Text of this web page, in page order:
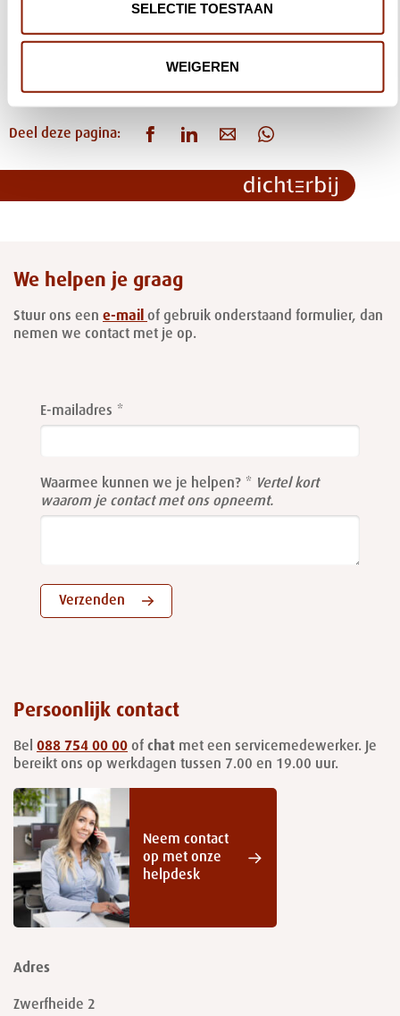
SELECTIE TOESTAAN
WEIGEREN
Samen geven we het leven betekenis
Deel deze pagina:
We helpen je graag
Stuur ons een e-mail of gebruik onderstaand formulier, dan
nemen we contact met je op.
this
field
E-mailadres
Waarmee kunnen we je helpen?
Vertel kort
waarom je contact met ons opneemt.
Verzenden
Persoonlijk contact
Bel 088 754 00 00 of chat met een servicemedewerker. Je
bereikt ons op werkdagen tussen 7.00 en 19.00 uur.
Neem contact
op met onze
helpdesk
Adres
Zwerfheide 2